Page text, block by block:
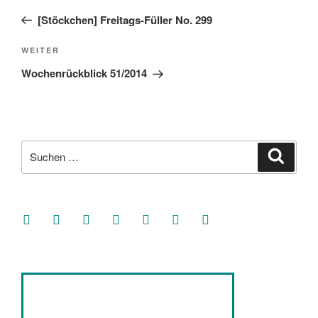
Beitrag[Stöckchen] Freitags-Füller No. 299
Nächster
Beitrag
WEITER
Wochenrückblick 51/2014
nach:
facebooksoundcloud
twitter mastodoninstagramthreads goodreads